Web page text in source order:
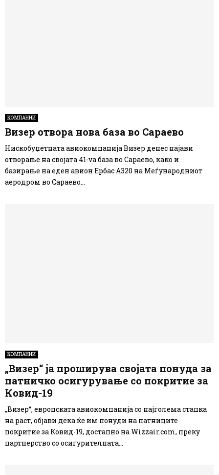
КОМПАНИИ
Визер отворa нова база во Сараево
Нискобуџетната авиокомпанија Визер денес најави
отворање на својата 41-vа база во Сараево, како и
базирање на еден авион Ербас А320 на Меѓународниот
аеродром во Сараево...
КОМПАНИИ
„Визер“ ја проширува својата понуда за
патничко осигурување со покритие за
Ковид-19
„Визер“, европската авиокомпанија со најголема стапка
на раст, објави дека ќе им понуди на патниците
покритие за Ковид-19, достапно на Wizzair.com, преку
партнерство со осигурителната...